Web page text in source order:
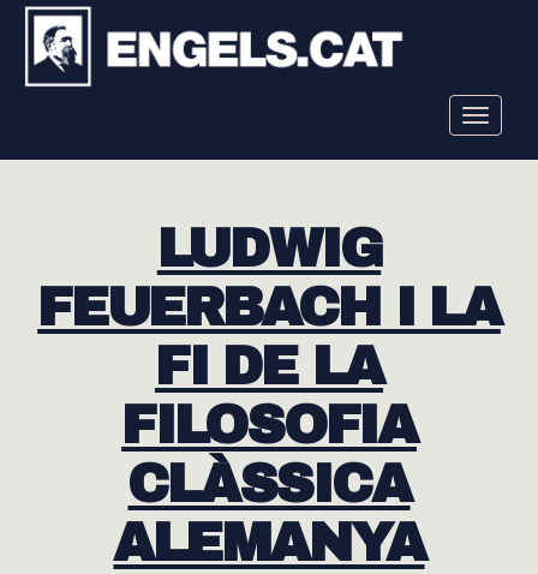
Toggle
LUDWIG
FEUERBACH I LA
FI DE LA
FILOSOFIA
CLÀSSICA
ALEMANYA